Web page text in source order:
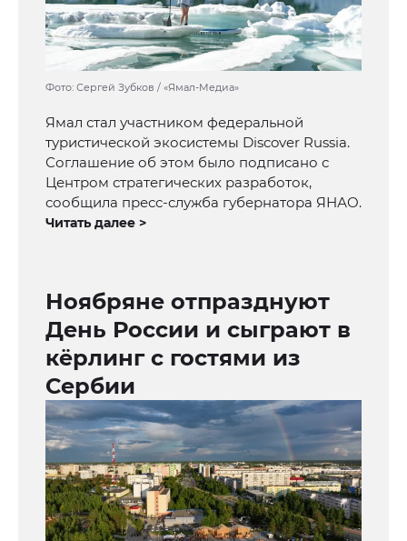
Фото: Сергей Зубков / «Ямал-Медиа»
Ямал стал участником федеральной
туристической экосистемы Discover Russia.
Соглашение об этом было подписано с
Центром стратегических разработок,
сообщила пресс-служба губернатора ЯНАО.
Читать далее >
Ноябряне отпразднуют
День России и сыграют в
кёрлинг с гостями из
Сербии